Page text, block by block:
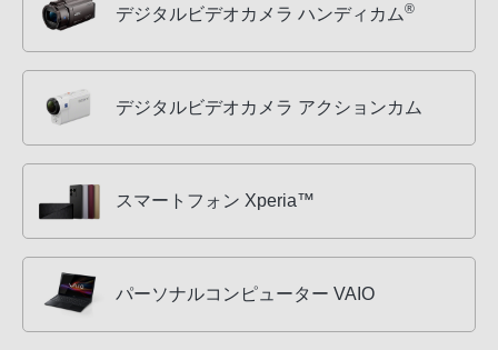
デジタルビデオカメラ ハンディカム®
デジタルビデオカメラ アクションカム
スマートフォン Xperia™
パーソナルコンピューター VAIO